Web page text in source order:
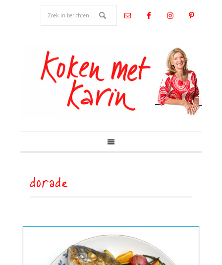
dorade